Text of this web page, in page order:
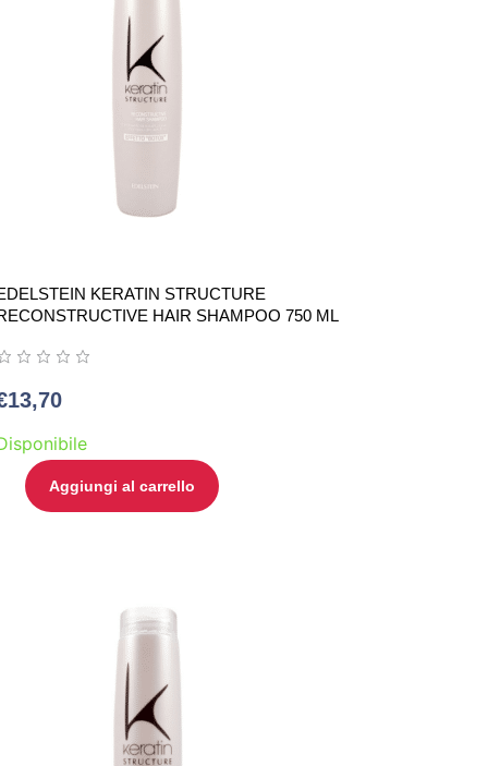
KERATIN STRUCTURE
HAIR SHAMPOO 750 ML
13,70
Aggiungi al carrello